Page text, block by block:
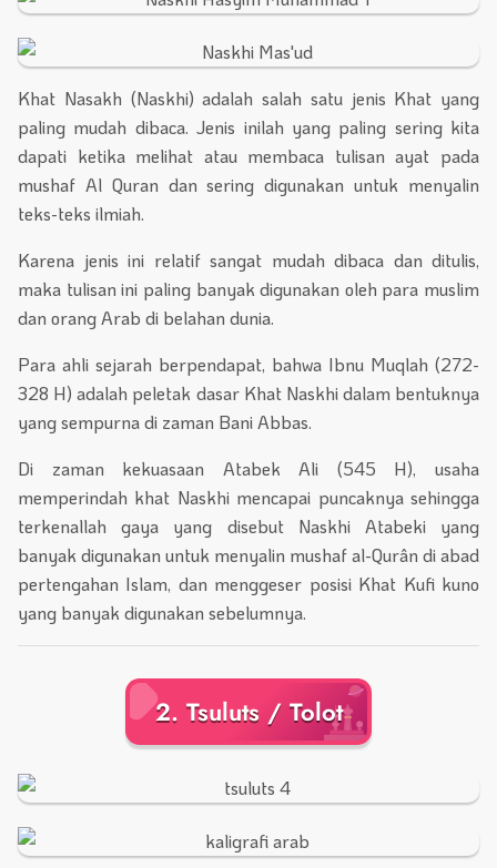
Khat Nasakh (Naskhi) adalah salah satu jenis Khat yang
paling mudah dibaca. Jenis inilah yang paling sering kita
dapati ketika melihat atau membaca tulisan ayat pada
mushaf Al Quran dan sering digunakan untuk menyalin
teks-teks ilmiah.
Karena jenis ini relatif sangat mudah dibaca dan ditulis,
maka tulisan ini paling banyak digunakan oleh para muslim
dan orang Arab di belahan dunia.
Para ahli sejarah berpendapat, bahwa Ibnu Muqlah (272-
328 H) adalah peletak dasar Khat Naskhi dalam bentuknya
yang sempurna di zaman Bani Abbas.
Di zaman kekuasaan Atabek Ali (545 H), usaha
memperindah khat Naskhi mencapai puncaknya sehingga
terkenallah gaya yang disebut Naskhi Atabeki yang
banyak digunakan untuk menyalin mushaf al-Qurân di abad
pertengahan Islam, dan menggeser posisi Khat Kufi kuno
yang banyak digunakan sebelumnya.
2. Tsuluts / Tolot